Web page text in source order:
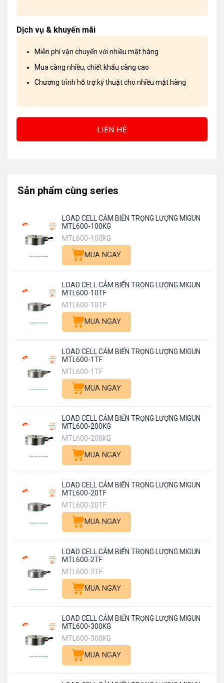
Dịch vụ & khuyến mãi
Miễn phí vận chuyển với nhiều mặt hàng
Mua càng nhiều, chiết khấu càng cao
Chương trình hỗ trợ kỹ thuật cho nhiều mặt hàng
LIÊN HỆ
Sản phẩm cùng series
LOAD CELL CẢM BIẾN TRỌNG LƯỢNG MIGUN
MTL600-100KG
MTL600-100KG
MUA NGAY
LOAD CELL CẢM BIẾN TRỌNG LƯỢNG MIGUN
MTL600-10TF
MTL600-10TF
MUA NGAY
LOAD CELL CẢM BIẾN TRỌNG LƯỢNG MIGUN
MTL600-1TF
MTL600-1TF
MUA NGAY
LOAD CELL CẢM BIẾN TRỌNG LƯỢNG MIGUN
MTL600-200KG
MTL600-200KG
MUA NGAY
LOAD CELL CẢM BIẾN TRỌNG LƯỢNG MIGUN
MTL600-20TF
MTL600-20TF
MUA NGAY
LOAD CELL CẢM BIẾN TRỌNG LƯỢNG MIGUN
MTL600-2TF
MTL600-2TF
MUA NGAY
LOAD CELL CẢM BIẾN TRỌNG LƯỢNG MIGUN
MTL600-300KG
MTL600-300KG
MUA NGAY